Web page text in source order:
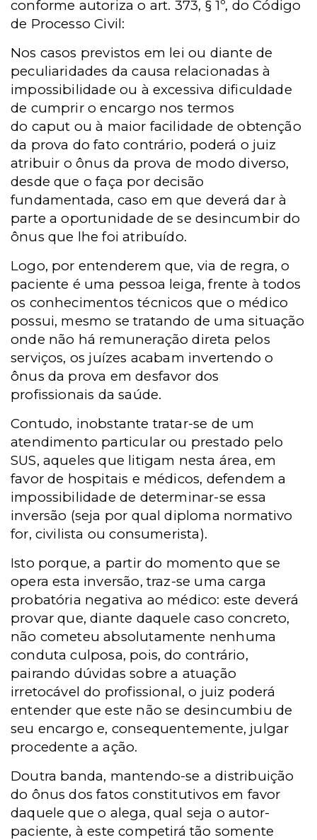
conforme autoriza o art. 373, § 1º, do Código
de Processo Civil:
Nos casos previstos em lei ou diante de
peculiaridades da causa relacionadas à
impossibilidade ou à excessiva dificuldade
de cumprir o encargo nos termos
do caput ou à maior facilidade de obtenção
da prova do fato contrário, poderá o juiz
atribuir o ônus da prova de modo diverso,
desde que o faça por decisão
fundamentada, caso em que deverá dar à
parte a oportunidade de se desincumbir do
ônus que lhe foi atribuído.
Logo, por entenderem que, via de regra, o
paciente é uma pessoa leiga, frente à todos
os conhecimentos técnicos que o médico
possui, mesmo se tratando de uma situação
onde não há remuneração direta pelos
serviços, os juízes acabam invertendo o
ônus da prova em desfavor dos
profissionais da saúde.
Contudo, inobstante tratar-se de um
atendimento particular ou prestado pelo
SUS, aqueles que litigam nesta área, em
favor de hospitais e médicos, defendem a
impossibilidade de determinar-se essa
inversão (seja por qual diploma normativo
for, civilista ou consumerista).
Isto porque, a partir do momento que se
opera esta inversão, traz-se uma carga
probatória negativa ao médico: este deverá
provar que, diante daquele caso concreto,
não cometeu absolutamente nenhuma
conduta culposa, pois, do contrário,
pairando dúvidas sobre a atuação
irretocável do profissional, o juiz poderá
entender que este não se desincumbiu de
seu encargo e, consequentemente, julgar
procedente a ação.
Doutra banda, mantendo-se a distribuição
do ônus dos fatos constitutivos em favor
daquele que o alega, qual seja o autor-
paciente, à este competirá tão somente